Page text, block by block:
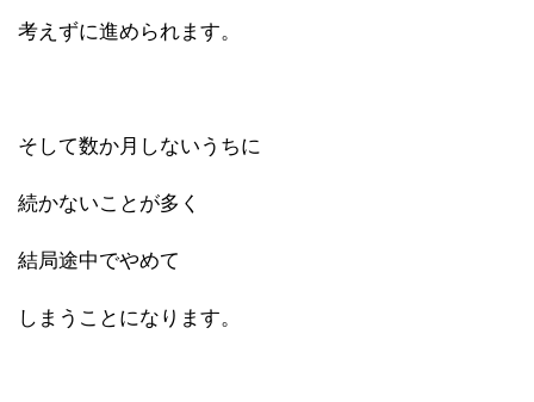
考えずに進められます。
そして数か月しないうちに
続かないことが多く
結局途中でやめて
しまうことになります。